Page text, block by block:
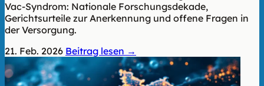
Vac-Syndrom: Nationale Forschungsdekade,
Gerichtsurteile zur Anerkennung und offene Fragen in
der Versorgung.
21. Feb. 2026 Beitrag lesen →